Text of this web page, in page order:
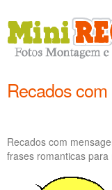
Recados
Recados com
frases romanticas